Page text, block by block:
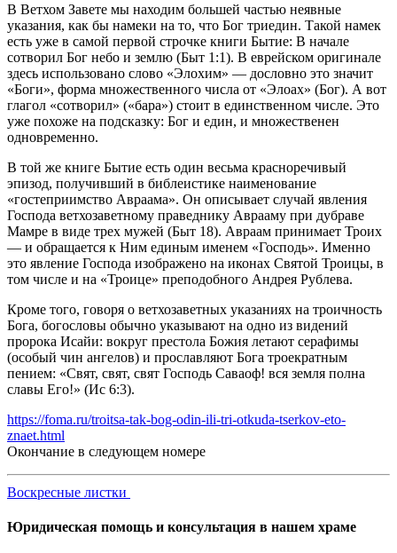
В Ветхом Завете мы находим большей частью неявные
указания, как бы намеки на то, что Бог триедин. Такой намек
есть уже в самой первой строчке книги Бытие: В начале
сотворил Бог небо и землю (Быт 1:1). В еврейском оригинале
здесь использовано слово «Элохим» — дословно это значит
«Боги», форма множественного числа от «Элоах» (Бог). А вот
глагол «сотворил» («бара») стоит в единственном числе. Это
уже похоже на подсказку: Бог и един, и множественен
одновременно.
В той же книге Бытие есть один весьма красноречивый
эпизод, получивший в библеистике наименование
«гостеприимство Авраама». Он описывает случай явления
Господа ветхозаветному праведнику Аврааму при дубраве
Мамре в виде трех мужей (Быт 18). Авраам принимает Троих
— и обращается к Ним единым именем «Господь». Именно
это явление Господа изображено на иконах Святой Троицы, в
том числе и на «Троице» преподобного Андрея Рублева.
Кроме того, говоря о ветхозаветных указаниях на троичность
Бога, богословы обычно указывают на одно из видений
пророка Исайи: вокруг престола Божия летают серафимы
(особый чин ангелов) и прославляют Бога троекратным
пением: «Свят, свят, свят Господь Саваоф! вся земля полна
славы Его!» (Ис 6:3).
https://foma.ru/troitsa-tak-bog-odin-ili-tri-otkuda-tserkov-eto-
znaet.html
Окончание в следующем номере
Воскресные листки
Юридическая помощь и консультация в нашем храме